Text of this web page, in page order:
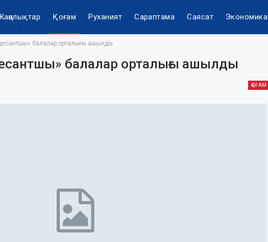
Қоғам Руханият Сараптама Саясат Экономика
балалар орталығы ашылды
балалар орталығы ашылды
ҚОҒАМ